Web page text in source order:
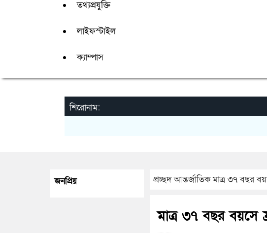
তথ্যপ্রযুক্তি
লাইফস্টাইল
ক্যাম্পাস
শিরোনাম:
প্রচ্ছদ আন্তর্জাতিক মাত্র ৩৭ বছর
মাত্র ৩৭ বছর বয়সে
জনপ্রিয়